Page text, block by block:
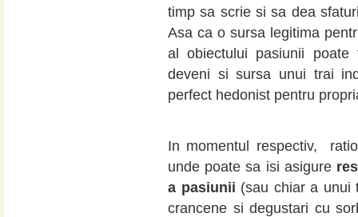
timp sa scrie si sa dea
Asa ca o sursa legitima
al obiectului pasiunii
deveni si sursa unui trai
perfect hedonist pentru
In momentul respectiv,
unde poate sa isi asigure
a pasiunii (sau chiar a unui
crancene si degustari cu